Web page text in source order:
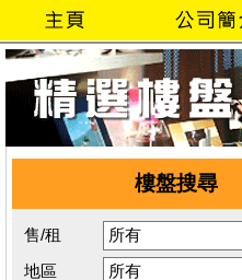
樓盤搜尋
售/租
地區